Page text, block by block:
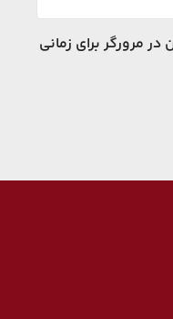
مرورگر برای زمانی